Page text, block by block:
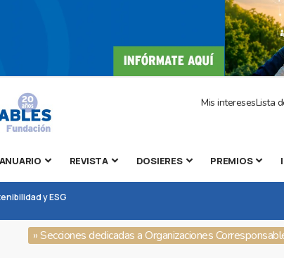
Mis interesesLista
ANUARIO REVISTA DOSIERES PREMIOS |
y ESG
» Secciones dedicadas a Organizaciones